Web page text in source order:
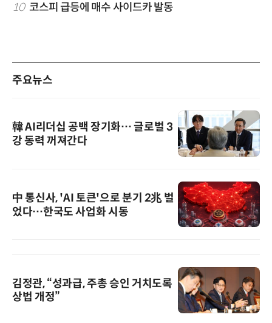
10 코스피 급등에 매수 사이드카 발동
주요뉴스
韓 AI리더십 공백 장기화… 글로벌 3
강 동력 꺼져간다
中 통신사, 'AI 토큰'으로 분기 2兆 벌
었다…한국도 사업화 시동
김정관, “성과급, 주총 승인 거치도록
상법 개정”